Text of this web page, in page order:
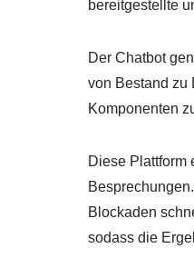
bereitgestellte
Der Chatbot
von Bestand zu
Komponenten
Diese Plattform
Blockaden
sodass die